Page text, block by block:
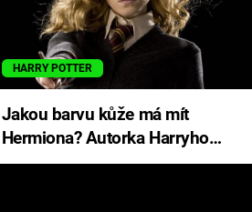
HARRY POTTER
Jakou barvu kůže má mít
Hermiona? Autorka Harryho
Pottera přišla s ráznou